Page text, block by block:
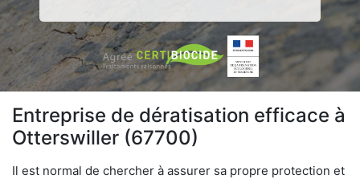
Entreprise de dératisation efficace à
Otterswiller (67700)
Il est normal de chercher à assurer sa propre protection et